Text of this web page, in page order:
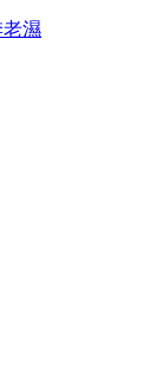
濕